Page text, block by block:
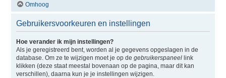
Omhoog
Gebruikersvoorkeuren en instellingen
Hoe verander ik mijn instellingen?
Als je geregistreerd bent, worden al je gegevens opgeslagen in de
database. Om ze te wijzigen moet je op de gebruikerspaneellink
klikken (deze staat meestal bovenaan op de pagina, maar dit kan
verschillen), daarna kun je je instellingen wijzigen.